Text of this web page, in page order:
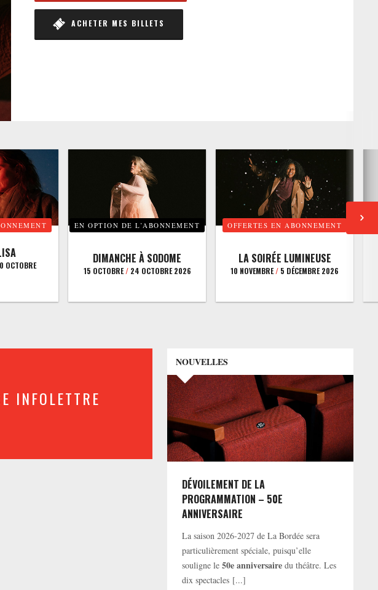
ACHETER MES BILLETS
OCTOBRE
EN OPTION DE L’ABONNEMENT
DIMANCHE À SODOME
15 OCTOBRE/24 OCTOBRE 2026
OFFERTES EN ABONNEMENT
LA SOIRÉE LUMINEUSE
10 NOVEMBRE/ 5 DÉCEMBRE 2026
INFOLETTRE
NOUVELLES
DÉVOILEMENT DE LA
PROGRAMMATION – 50E
ANNIVERSAIRE
La saison 2026-2027 de La Bordée sera
particulièrement spéciale, puisqu’elle
souligne le50e anniversaire du théâtre. Les
dix spectacles [...]